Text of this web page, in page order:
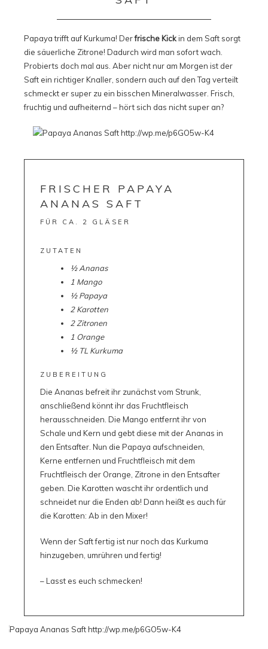
Papaya trifft auf Kurkuma! Derfrische Kickin dem Saft sorgt
die säuerliche Zitrone! Dadurch wird man sofort wach.
Probierts doch mal aus. Aber nicht nur am Morgen ist der
Saft ein richtiger Knaller, sondern auch auf den Tag verteilt
schmeckt er super zu ein bisschen Mineralwasser. Frisch,
fruchtig und aufheiternd – hört sich das nicht super an?
FRISCHER PAPAYA
ANANAS SAFT
FÜR CA. 2 GLÄSER
ZUTATEN
½ Ananas
1 Mango
½ Papaya
2 Karotten
2 Zitronen
1 Orange
½ TL Kurkuma
ZUBEREITUNG
Die Ananas befreit ihr zunächst vom Strunk,
anschließend könnt ihr das Fruchtfleisch
herausschneiden. Die Mango entfernt ihr von
Schale und Kern und gebt diese mit der Ananas in
den Entsafter. Nun die Papaya aufschneiden,
Kerne entfernen und Fruchtfleisch mit dem
Fruchtfleisch der Orange, Zitrone in den Entsafter
geben. Die Karotten wascht ihr ordentlich und
schneidet nur die Enden ab! Dann heißt es auch für
die Karotten: Ab in den Mixer!
Wenn der Saft fertig ist nur noch das Kurkuma
hinzugeben, umrühren und fertig!
– Lasst es euch schmecken!